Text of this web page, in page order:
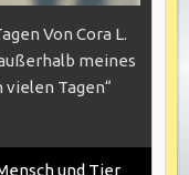
Von Cora L.
meines
vielen Tagen“
und Tier